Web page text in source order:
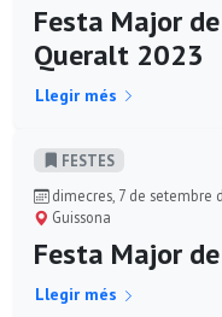
Festa Major
Queralt 2023
Llegir més
FESTES
dimecres, 7 de setembre
Guissona
Festa Major
Llegir més